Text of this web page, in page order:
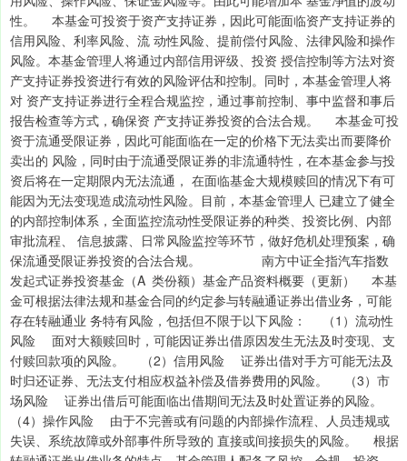
性。 本基金可投资于资产支持证券，因此可能面临资产支持证券的
信用风险、利率风险、流 动性风险、提前偿付风险、法律风险和操作
风险。本基金管理人将通过内部信用评级、投资 授信控制等方法对资
产支持证券投资进行有效的风险评估和控制。同时，本基金管理人将
对 资产支持证券进行全程合规监控，通过事前控制、事中监督和事后
报告检查等方式，确保资 产支持证券投资的合法合规。 本基金可投
资于流通受限证券，因此可能面临在一定的价格下无法卖出而要降价
卖出的 风险，同时由于流通受限证券的非流通特性，在本基金参与投
资后将在一定期限内无法流通， 在面临基金大规模赎回的情况下有可
能因为无法变现造成流动性风险。目前，本基金管理人 已建立了健全
的内部控制体系，全面监控流动性受限证券的种类、投资比例、内部
审批流程、 信息披露、日常风险监控等环节，做好危机处理预案，确
保流通受限证券投资的合法合规。 南方中证全指汽车指数
发起式证券投资基金（A 类份额）基金产品资料概要（更新） 本基
金可根据法律法规和基金合同的约定参与转融通证券出借业务，可能
存在转融通业 务特有风险，包括但不限于以下风险： （1）流动性
风险 面对大额赎回时，可能因证券出借原因发生无法及时变现、支
付赎回款项的风险。 （2）信用风险 证券出借对手方可能无法及
时归还证券、无法支付相应权益补偿及借券费用的风险。 （3）市
场风险 证券出借后可能面临出借期间无法及时处置证券的风险。
（4）操作风险 由于不完善或有问题的内部操作流程、人员违规或
失误、系统故障或外部事件所导致的 直接或间接损失的风险。 根据